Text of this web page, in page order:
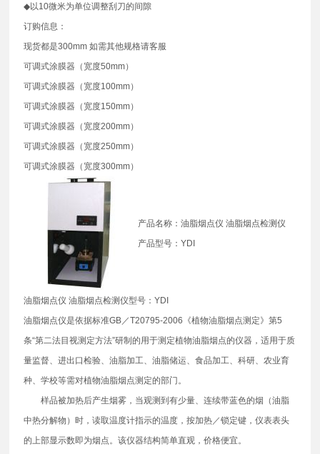
◆以10微米为单位调整刮刀的间隙
订购信息：
现货都是300mm 如需其他规格请客服
可调式涂膜器（宽度50mm）
可调式涂膜器（宽度100mm）
可调式涂膜器（宽度150mm）
可调式涂膜器（宽度200mm）
可调式涂膜器（宽度250mm）
可调式涂膜器（宽度300mm）
产品名称：油脂烟点仪 油脂烟点检测仪
产品型号：YDI
油脂烟点仪 油脂烟点检测仪型号：YDI
油脂烟点仪是依据标准GB／T20795-2006《植物油脂烟点测定》第5
条“第二法目视测定方法”研制的用于测定植物油脂烟点的仪器，适用于质
量监督、进出口检验、油脂加工、油脂储运、食品加工、科研、农业育
种、学校等需对植物油脂烟点测定的部门。
样品被加热后产生烟雾，当观测到有少量、连续带蓝色的烟（油脂
中热分解物）时，读取温度计指示的温度，按加热／锁定键，仪表表头
的上部显示数即为烟点。该仪器结构简单直观，价格便宜。